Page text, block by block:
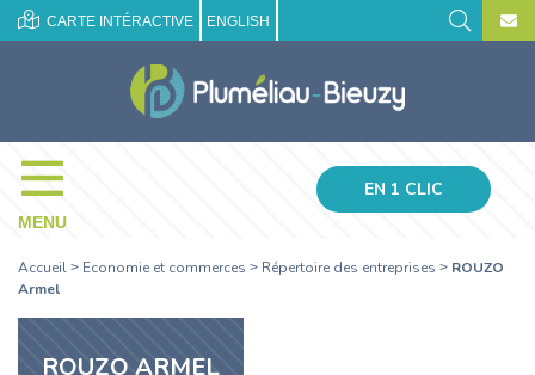
CARTE INTÉRACTIVE ENGLISH
MENU
EN 1 CLIC
Accueil > Economie et commerces > Répertoire des entreprises > ROUZO
Armel
ROUZO ARMEL